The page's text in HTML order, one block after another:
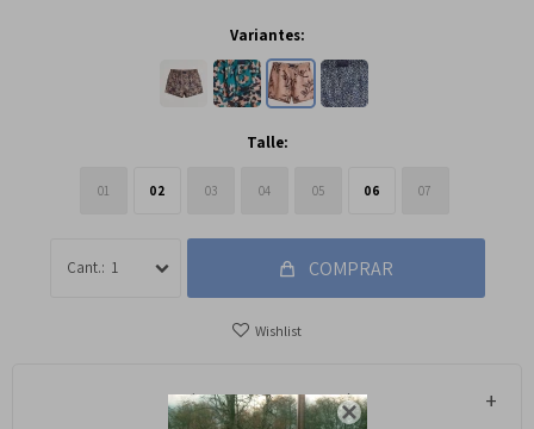

Variantes:
Talle:
01 02 03 04 05 06 07
1 COMPRAR
Métodos y costos de envío